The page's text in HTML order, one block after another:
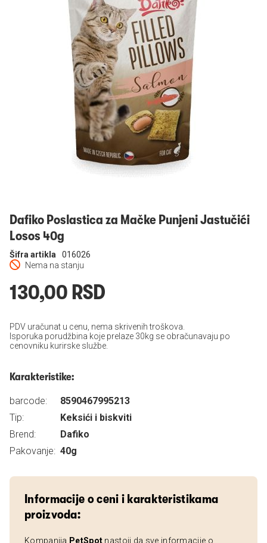
Dafiko Poslastica za Mačke Punjeni Jastučići
Losos 40g
Nema na stanju
Šifra artikla 016026
130,00 RSD
PDV uračunat u cenu, nema skrivenih troškova.
Isporuka porudžbina koje prelaze 30kg se obračunavaju po
cenovniku kurirske službe.
Karakteristike:
barcode:
8590467995213
Tip:
Keksići i biskviti
Brend:
Dafiko
Pakovanje: 40g
Informacije o ceni i karakteristikama
proizvoda:
Kompanija PetSpot nastoji da sve informacije o